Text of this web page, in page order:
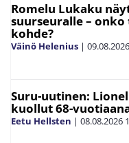
Romelu Lukaku
suurseuralle – onko
kohde?
Väinö Helenius | 09.08.2026
Suru-uutinen:
kuollut 68-
Eetu Hellsten | 08.08.2026